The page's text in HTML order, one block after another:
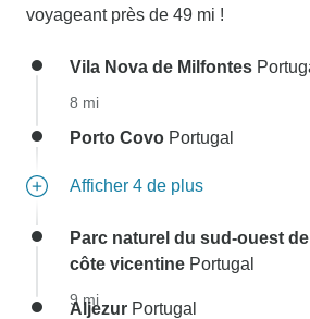
voyageant près de 49 mi !
Vila Nova de Milfontes
8 mi
Porto Covo Portugal
Afficher 4 de plus
Parc naturel du sud-ouest
côte vicentine Portugal
9 mi
Aljezur Portugal